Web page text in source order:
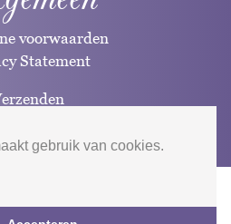
gebruik van cookies.
voorwaarden
Statement